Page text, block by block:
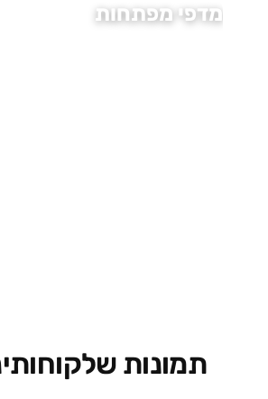
מדפי מפתחות
תמונות